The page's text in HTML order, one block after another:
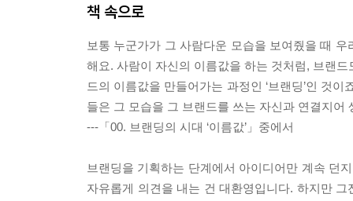
에필로그 | 또 하나의 응원
책 속으로
보통 누군가가 그 사람다운 모습을 보여줬을 때
해요. 사람이 자신의 이름값을 하는 것처럼, 브랜
드의 이름값을 만들어가는 과정인 ‘브랜딩’인 것
들은 그 모습을 그 브랜드를 쓰는 자신과 연결지
---「00. 브랜딩의 시대 ‘이름값’」중에서
브랜딩을 기획하는 단계에서 아이디어만 계속 던
자유롭게 의견을 내는 건 대환영입니다. 하지만